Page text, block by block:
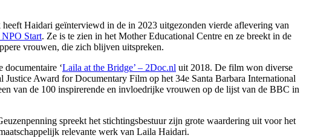
Haidari geïnterviewd in de in 2023 uitgezonden vierde aflevering van
NPO Start. Ze is te zien in het Mother Educational Centre en ze breekt in de
vrouwen, die zich blijven uitspreken.
‘Laila at the Bridge’ – 2Doc.nl uit 2018. De film won diverse
Justice Award for Documentary Film op het 34e Santa Barbara International
van de 100 inspirerende en invloedrijke vrouwen op de lijst van de BBC in
spreekt het stichtingsbestuur zijn grote waardering uit voor het
relevante werk van Laila Haidari.